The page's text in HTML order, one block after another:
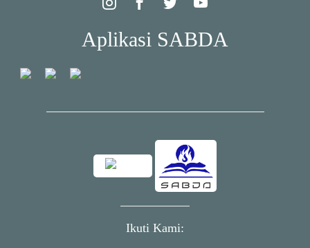
Aplikasi SABDA
Ikuti Kami: